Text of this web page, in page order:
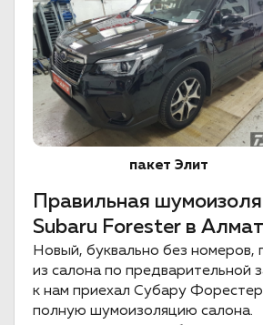
пакет Элит
Правильная
Subaru Forester в
Новый, буквально без номеров,
из салона по предварительной
к нам приехал Субару
полную шумоизоляцию салона.